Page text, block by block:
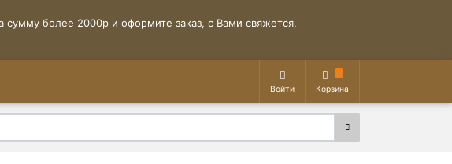
сумму более 2000р и оформите заказ, с Вами свяжется,
Войти Корзина